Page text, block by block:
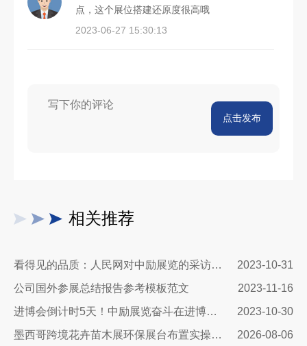
点，这个展位搭建还原度很高哦
2023-06-27 15:30:13
点击发布
相关推荐
看得见的品质：人民网对中励展览的采访报道
2023-10-31
公司国外参展总结报告参考模板范文
2023-11-16
进博会倒计时5天！中励展览奋斗在进博会开幕式之前！
2023-10-30
墨西哥跨境花卉苗木展环保展台布置实操指南：避开行业骗局，靠绿色展台拿下北美花卉订单
2026-08-06